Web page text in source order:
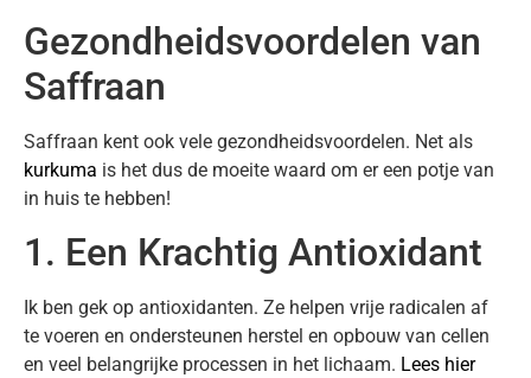
Gezondheidsvoordelen van
Saffraan
Saffraan kent ook vele gezondheidsvoordelen. Net als
kurkuma is het dus de moeite waard om er een potje van
in huis te hebben!
1. Een Krachtig Antioxidant
Ik ben gek op antioxidanten. Ze helpen vrije radicalen af
te voeren en ondersteunen herstel en opbouw van cellen
en veel belangrijke processen in het lichaam. Lees hier